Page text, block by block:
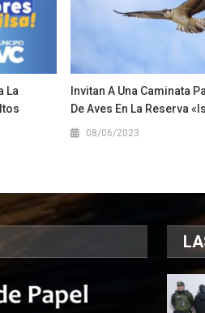
La
Invitan A Una Caminata
De Aves En La Reserva
08/06/2023